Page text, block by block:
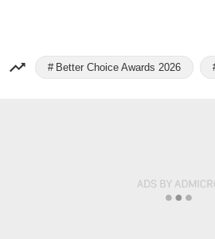
Better Choice Awards 2026